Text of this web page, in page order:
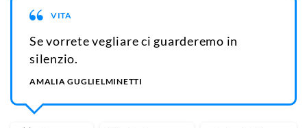
VITA
Se vorrete vegliare ci guarderemo in
silenzio.
AMALIA GUGLIELMINETTI